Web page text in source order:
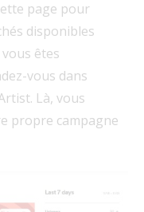
page pour
disponibles
êtes
vous dans
Là, vous
propre campagne